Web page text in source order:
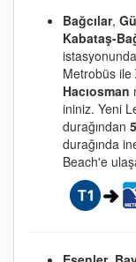
Bağcılar,
Kabataş-
Metrobüs ile
Hacıosman
ininiz. Yeni
durağından
durağında
Beach'e